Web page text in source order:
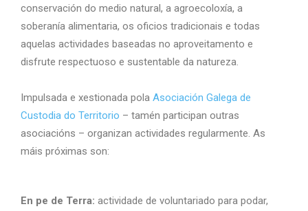
conservación do medio natural, a agroecoloxía, a
soberanía alimentaria, os oficios tradicionais e todas
aquelas actividades baseadas no aproveitamento e
disfrute respectuoso e sustentable da natureza.
Impulsada e xestionada pola Asociación Galega de
Custodia do Territorio – tamén participan outras
asociacións – organizan actividades regularmente. As
máis próximas son:
En pe de Terra: actividade de voluntariado para podar,